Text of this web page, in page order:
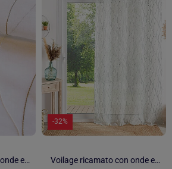
Voilage ricamato con onde e pois
-32%
Voilage ricamato con onde e pois